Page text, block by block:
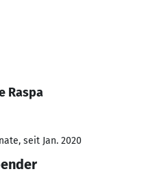
Raspa
seit Jan. 2020